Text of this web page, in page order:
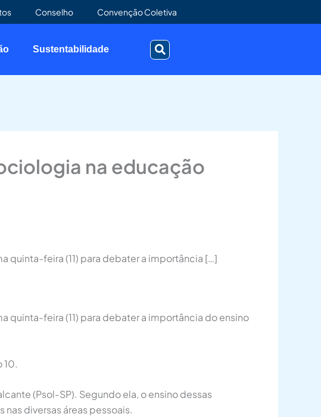
Conselho Convenção Coletiva
Sustentabilidade
na educação
quinta-feira (11) para debater a importância […]
quinta-feira (11) para debater a importância do ensino
10.
(Psol-SP). Segundo ela, o ensino dessas
diversas áreas pessoais.